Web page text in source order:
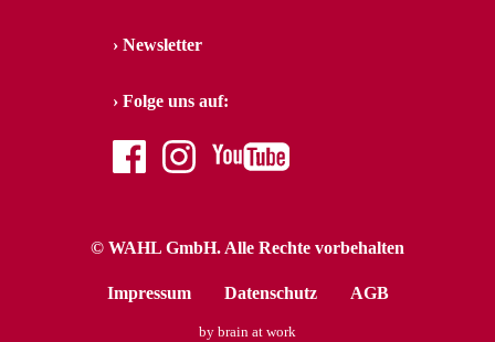
Newsletter
Folge uns auf:
facebookinstagramyoutube
© WAHL GmbH. Alle Rechte vorbehalten
Impressum Datenschutz AGB
by brain at work